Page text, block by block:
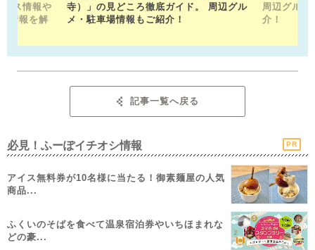
ス情報や
情報を解
寺）」の見どころ徹底ガイド。 周辺グル
メ・駐車場情報もご紹介！
周辺グル
介！
記事一覧へ戻る
必見！ふーぽイチオシ情報 PR
アイス無料券が10名様に当たる！御素麺屋の人気
商品...
ふくいのそばを食べて温泉宿泊券やいちほまれな
どの豪...